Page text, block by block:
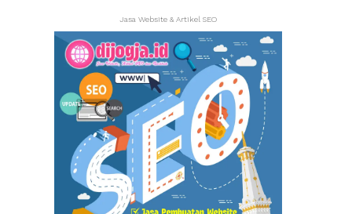
Jasa Website & Artikel SEO